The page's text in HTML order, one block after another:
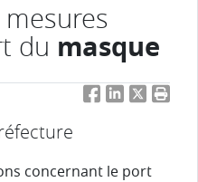
du masque
FacebookLinkedIn
Twitter
concernant le port